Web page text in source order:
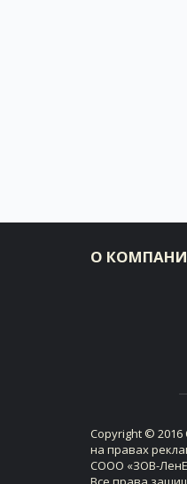
О
Copyright ©
на правах
СООО «ЗОВ-